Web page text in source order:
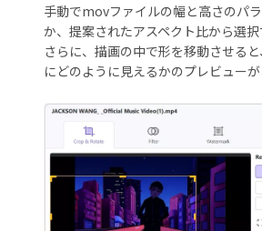
手動でmovファイルの幅と高さのパ
か、提案されたアスペクト比から選択
さらに、描画の中で形を移動させる
にどのように見えるかのプレビューが